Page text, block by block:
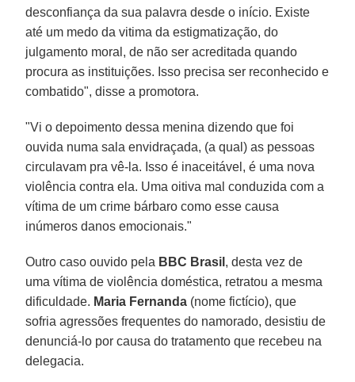
desconfiança da sua palavra desde o início. Existe
até um medo da vitima da estigmatização, do
julgamento moral, de não ser acreditada quando
procura as instituições. Isso precisa ser reconhecido e
combatido", disse a promotora.
"Vi o depoimento dessa menina dizendo que foi
ouvida numa sala envidraçada, (a qual) as pessoas
circulavam pra vê-la. Isso é inaceitável, é uma nova
violência contra ela. Uma oitiva mal conduzida com a
vítima de um crime bárbaro como esse causa
inúmeros danos emocionais."
Outro caso ouvido pela BBC Brasil , desta vez de
uma vítima de violência doméstica, retratou a mesma
dificuldade. Maria Fernanda (nome fictício), que
sofria agressões frequentes do namorado, desistiu de
denunciá-lo por causa do tratamento que recebeu na
delegacia.